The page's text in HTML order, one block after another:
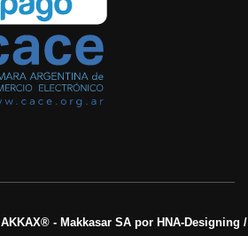
- Makkasar SA por HNA-Designing /